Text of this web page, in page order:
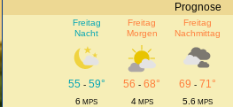
Prognose
Freitag
Nacht
Freitag
Morgen
Freitag
Nachmittag
55- 59° 56 -68° 69 - 71°
6 MPS 4MPS 5.6 MPS